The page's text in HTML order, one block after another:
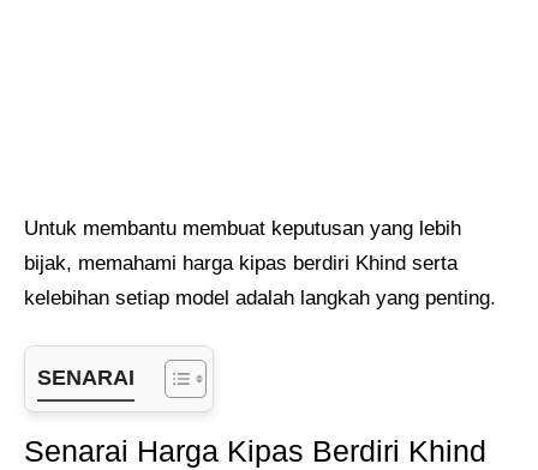
Untuk membantu membuat keputusan yang lebih
bijak, memahami harga kipas berdiri Khind serta
kelebihan setiap model adalah langkah yang penting.
SENARAI
Senarai Harga Kipas Berdiri Khind